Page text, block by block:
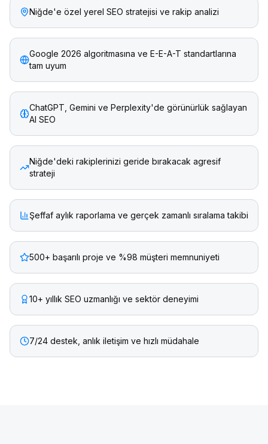
Niğde'e özel yerel SEO stratejisi ve rakip analizi
Google 2026 algoritmasına ve E-E-A-T standartlarına
tam uyum
ChatGPT, Gemini ve Perplexity'de görünürlük sağlayan
AI SEO
Niğde'deki rakiplerinizi geride bırakacak agresif
strateji
Şeffaf aylık raporlama ve gerçek zamanlı sıralama takibi
500+ başarılı proje ve %98 müşteri memnuniyeti
10+ yıllık SEO uzmanlığı ve sektör deneyimi
7/24 destek, anlık iletişim ve hızlı müdahale